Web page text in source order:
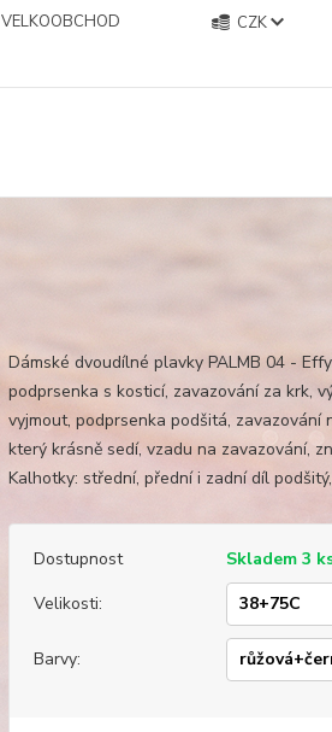
VELKOOBCHOD
CZK
Dámské dvoudílné plavky PALMB 04 -
podprsenka s kosticí, zavazování za krk,
vyjmout, podprsenka podšitá, zavazování
který krásně sedí, vzadu na zavazování,
Kalhotky: střední, přední i zadní díl
Dostupnost
Skladem 3
Velikosti:
Barvy: